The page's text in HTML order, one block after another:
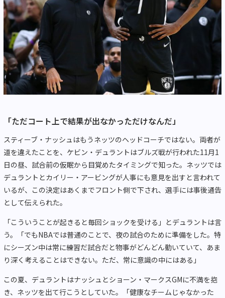
「ただコート上で結果が出なかっただけなんだ」
スティーブ・ナッシュはもうネッツのヘッドコーチではない。両者が
道を違えたことを、ケビン・デュラントはブルズ戦が行われた11月1
日の昼、試合前の仮眠から目覚めたタイミングで知った。ネッツでは
デュラントとカイリー・アービングが人事にも意見を出すと言われて
いるが、この決定はあくまでフロント側で下され、選手には事後通告
として伝えられた。
「こういうことが起きると毎回ショックを受ける」とデュラントは言
う。「でもNBAでは普通のことで、夜の試合のために準備をした。特
にシーズン中は常に練習だ試合だと物事がどんどん動いていて、あま
り深く考えることはできない。ただ、常に意識の中にはある」
この夏、デュラントはナッシュとショーン・マークスGMに不満を抱
き、ネッツを出て行こうとしていた。「健康なチームじゃなかった